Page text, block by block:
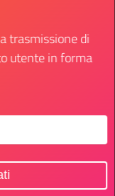
trasmissione di
utente in forma